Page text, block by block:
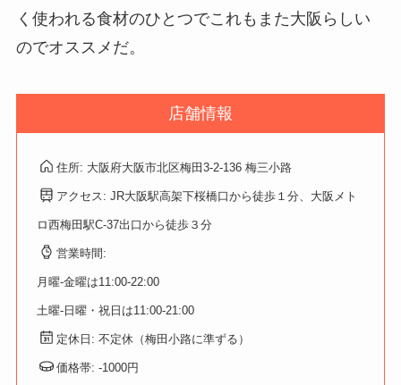
く使われる食材のひとつでこれもまた大阪らしい
のでオススメだ。
店舗情報
住所: 大阪府大阪市北区梅田3-2-136 梅三小路
アクセス: JR大阪駅高架下桜橋口から徒歩１分、大阪メト
ロ西梅田駅C-37出口から徒歩３分
営業時間:
月曜-金曜は11:00-22:00
土曜-日曜・祝日は11:00-21:00
定休日: 不定休（梅田小路に準ずる）
価格帯: -1000円